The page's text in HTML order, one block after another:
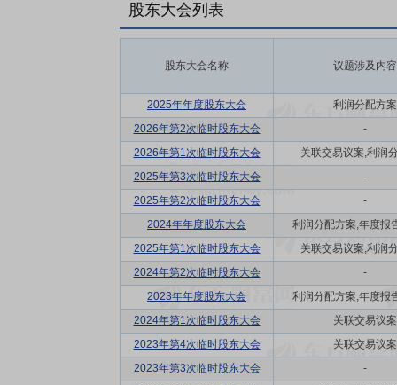
股东大会列表
股东大会名称 议题涉及内容
2025年年度股东大会
利润分配方案
2026年第2次临时股东大会
-
2026年第1次临时股东大会
关联交易议案,利润
2025年第3次临时股东大会
-
2025年第2次临时股东大会
-
2024年年度股东大会
利润分配方案,年度报
2025年第1次临时股东大会
关联交易议案,利润
2024年第2次临时股东大会
-
2023年年度股东大会
利润分配方案,年度报
2024年第1次临时股东大会
关联交易议案
2023年第4次临时股东大会
关联交易议案
2023年第3次临时股东大会
-